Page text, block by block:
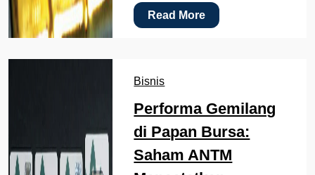
Read More
Bisnis
Performa Gemilang
di Papan Bursa:
Saham ANTM